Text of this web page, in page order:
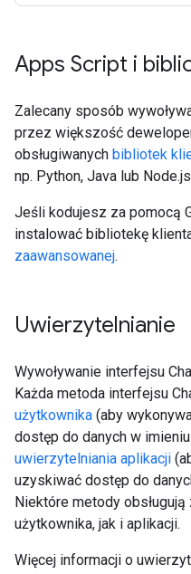
Apps Script i
Zalecany sposób
przez większość
obsługiwanych bibliotek
np. Python, Java lub
Jeśli kodujesz za pomocą
instalować bibliotekę
zaawansowanej.
Uwierzytelnianie
Wywoływanie interfejsu
Każda metoda interfejsu
użytkownika (aby
dostęp do danych w
uwierzytelniania aplikacji
uzyskiwać dostęp do
Niektóre metody
użytkownika, jak i aplikacji.
Więcej informacji o